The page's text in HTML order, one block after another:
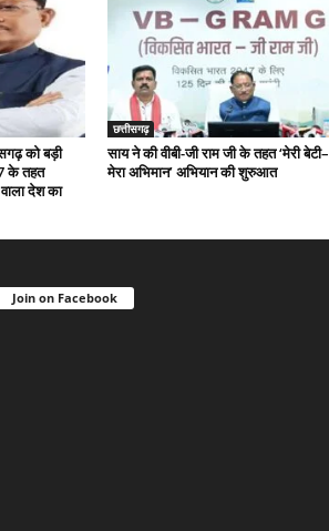
को बड़ी
के तहत
देश का
छत्तीसगढ़
साय ने की वीबी-जी राम जी के तहत ‘मेरी बेटी–
मेरा अभिमान’ अभियान की शुरुआत
Join on Facebook